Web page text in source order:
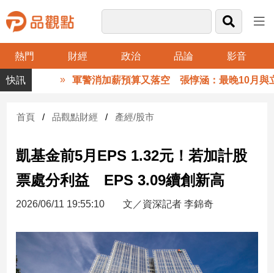
熱門 財經 政治 品論 影音
品
觀
財
台
財
新
股
軍警消加薪預算又落空 張惇涵：最晚10月與立法
首頁 品觀點財經 產經/股市
凱基金前5月EPS 1.32元！若加計股
票處分利益 EPS 3.09續創新高
2026/06/11 19:55:10 文／資深記者 李錦奇